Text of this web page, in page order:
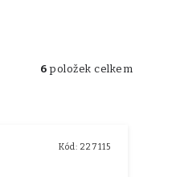
6 položek celkem
Kód: 227115